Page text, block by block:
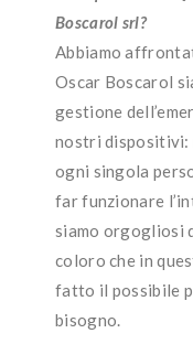
Boscarol srl?
Abbiamo
Oscar Boscarol
gestione
nostri dispositivi:
ogni singola
far funzionare
siamo orgogliosi
coloro che in
fatto il possibile
bisogno.